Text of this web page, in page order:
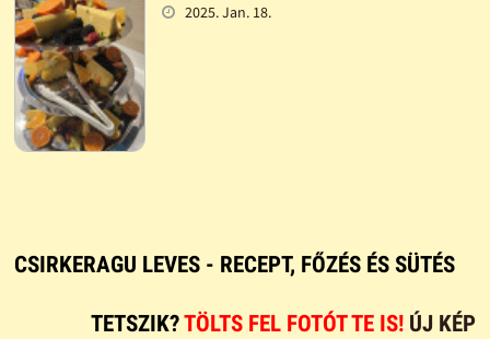
2025. Jan. 18.
CSIRKERAGU LEVES - RECEPT, FŐZÉS ÉS SÜTÉS
TETSZIK?TÖLTS FEL FOTÓT TE IS! ÚJ KÉP